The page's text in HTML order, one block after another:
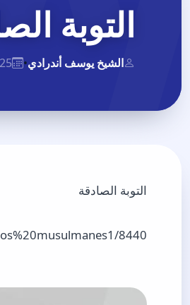
التوبة
الشيخ يوسف أندرادي•
التوبة الصادقة
8440